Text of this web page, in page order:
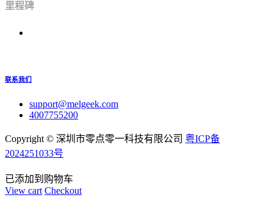
里程碑
联系我们
support@melgeek.com
4007755200
Copyright © 深圳市零点零一科技有限公司 粤ICP备
2024251033号
已添加到购物车
View cart Checkout